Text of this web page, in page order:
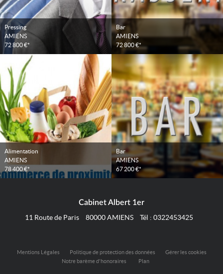
Pressing
AMIENS
72 800 €*
Bar
AMIENS
72 800 €*
Alimentation
AMIENS
78 400 €*
Bar
AMIENS
67 200 €*
Cabinet Albert 1er
11 Route de Paris
80000AMIENS Tél : 0322453425
Mentions Légales Politique de protection des données
Gérer les cookies
Notre barème d'honoraires
Plan